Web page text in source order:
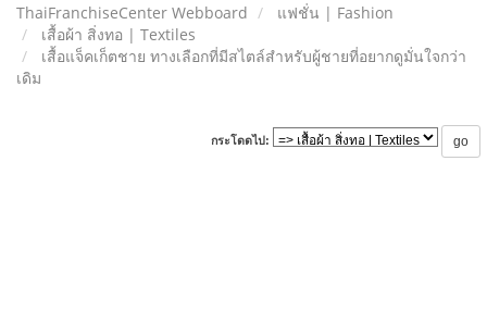
ThaiFranchiseCenter Webboard
แฟชั่น | Fashion
เสื้อผ้า สิ่งทอ | Textiles
เสื้อแจ็คเก็ตชาย ทางเลือกที่มีสไตล์สำหรับผู้ชายที่อยากดูมั่นใจกว่า
เดิม
กระโดดไป: